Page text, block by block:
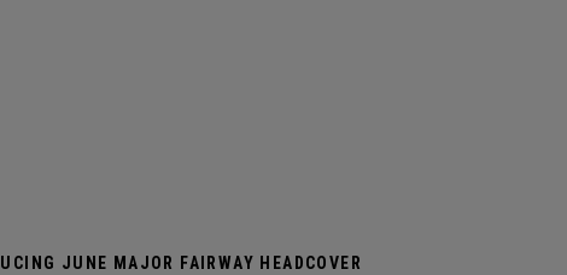
JUNE MAJOR FAIRWAY HEADCOVER